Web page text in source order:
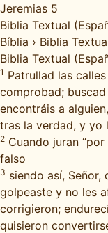
Jeremias 5
Biblia Textual
Bíblia › Biblia
Biblia Textual
1 Patrullad las
comprobad;
encontráis a
tras la verdad, y yo
2 Cuando juran
falso
3 siendo así,
golpeaste y no les
corrigieron;
quisieron